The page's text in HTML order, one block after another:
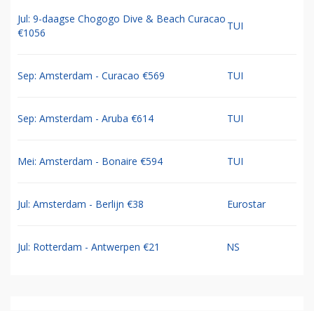
Jul: 9-daagse Chogogo Dive & Beach Curacao
€1056
TUI
Sep: Amsterdam - Curacao €569 TUI
Sep: Amsterdam - Aruba €614 TUI
Mei: Amsterdam - Bonaire €594 TUI
Jul: Amsterdam - Berlijn €38 Eurostar
Jul: Rotterdam - Antwerpen €21 NS